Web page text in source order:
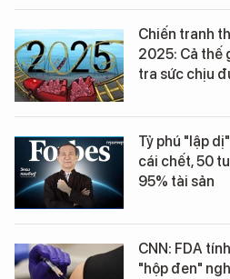
Chiến tranh
2025: Cả thế
tra sức chịu
Tỷ phú "lập
cái chết, 50
95% tài sản
CNN: FDA
"hộp đen"